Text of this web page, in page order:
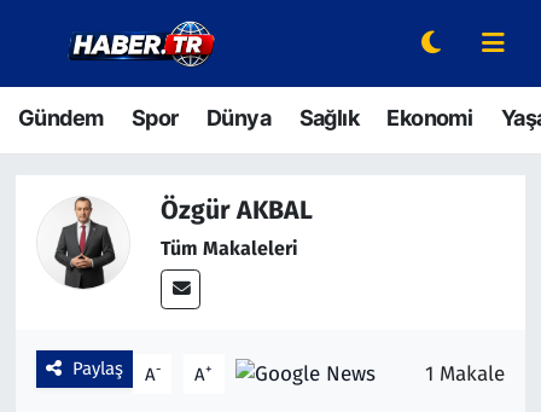
Gündem Spor Dünya Sağlık Ekonomi
Özgür AKBAL
Tüm Makaleleri
Paylaş A- A+ 1 Makale
Gündem
Spor
Dünya
Sağlık
Hava Durumu
Trafik Durumu
Süper Lig Puan Durumu ve Fikstür
Tüm Manşetler